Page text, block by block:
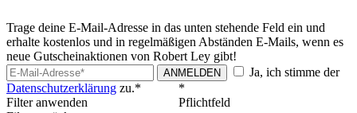
Trage deine E-Mail-Adresse in das unten stehende Feld ein und
erhalte kostenlos und in regelmäßigen Abständen E-Mails, wenn es
neue Gutscheinaktionen von Robert Ley gibt!
ANMELDEN
Ja, ich stimme der
Datenschutzerklärung zu.*
*
Pflichtfeld
Filter anwenden